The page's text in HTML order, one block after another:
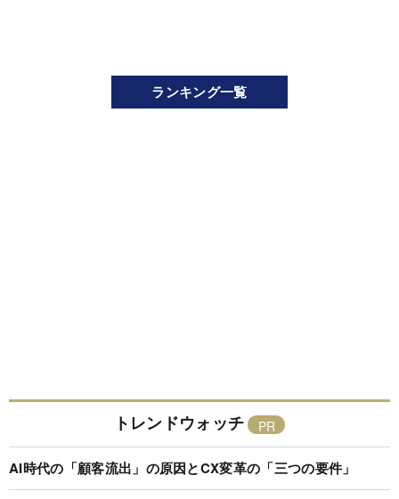
ランキング一覧
トレンドウォッチ
AI時代の「顧客流出」の原因とCX変革の「三つの要件」